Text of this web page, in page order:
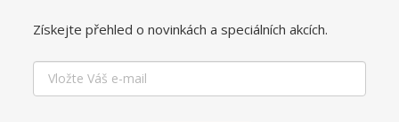
Získejte přehled o novinkách a speciálních akcích.